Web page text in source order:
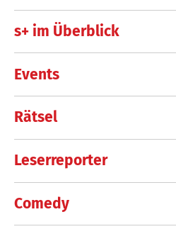
s+ im Überblick
Events
Rätsel
Leserreporter
Comedy